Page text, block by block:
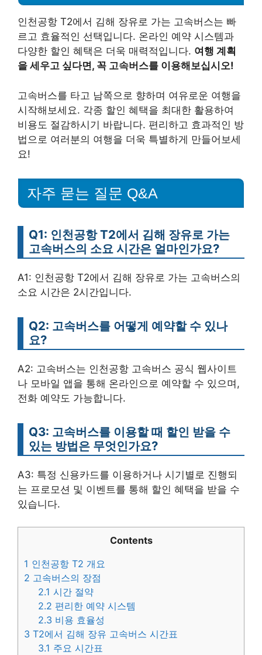
인천공항 T2에서 김해 장유로 가는 고속버스는 빠
르고 효율적인 선택입니다. 온라인 예약 시스템과
다양한 할인 혜택은 더욱 매력적입니다. 여행 계획
을 세우고 싶다면, 꼭 고속버스를 이용해보십시오!
고속버스를 타고 남쪽으로 향하며 여유로운 여행을
시작해보세요. 각종 할인 혜택을 최대한 활용하여
비용도 절감하시기 바랍니다. 편리하고 효과적인 방
법으로 여러분의 여행을 더욱 특별하게 만들어보세
요!
자주 묻는 질문 Q&A
Q1: 인천공항 T2에서 김해 장유로 가는
고속버스의 소요 시간은 얼마인가요?
A1: 인천공항 T2에서 김해 장유로 가는 고속버스의
소요 시간은 2시간입니다.
Q2: 고속버스를 어떻게 예약할 수 있나
요?
A2: 고속버스는 인천공항 고속버스 공식 웹사이트
나 모바일 앱을 통해 온라인으로 예약할 수 있으며,
전화 예약도 가능합니다.
Q3: 고속버스를 이용할 때 할인 받을 수
있는 방법은 무엇인가요?
A3: 특정 신용카드를 이용하거나 시기별로 진행되
는 프로모션 및 이벤트를 통해 할인 혜택을 받을 수
있습니다.
Contents
1 인천공항 T2 개요
2 고속버스의 장점
2.1 시간 절약
2.2 편리한 예약 시스템
2.3 비용 효율성
3 T2에서 김해 장유 고속버스 시간표
3.1 주요 시간표